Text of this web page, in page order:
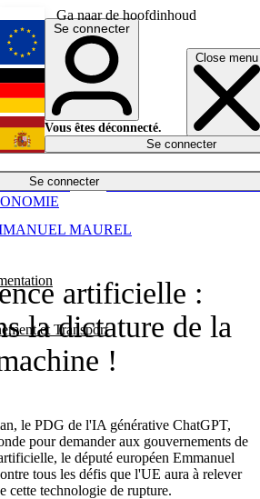
Ga naar de hoofdinhoud
Close menu
Se connecter
et Transport
Économie
English
Deutsch
Español
Se connecter
Vous êtes déconnecté.
Se connecter
artificielle :
la dictature de la
!
le PDG de l'IA générative ChatGPT,
pour demander aux gouvernements de
le député européen Emmanuel
tous les défis que l'UE aura à relever
cette technologie de rupture.
MAUREL